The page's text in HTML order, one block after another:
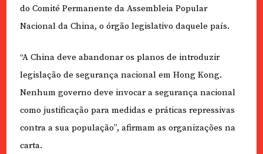
do Comité Permanente da Assembleia Popular
Nacional da China, o órgão legislativo daquele país.
“A China deve abandonar os planos de introduzir
legislação de segurança nacional em Hong Kong.
Nenhum governo deve invocar a segurança nacional
como justificação para medidas e práticas repressivas
contra a sua população”, afirmam as organizações na
carta.